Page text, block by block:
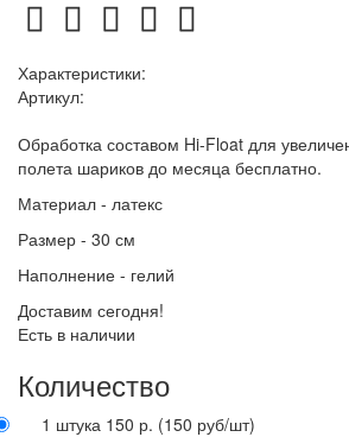
Характеристики:
Артикул:
Обработка составом Hi-Float для
полета шариков до месяца бесплатно.
Материал - латекс
Размер - 30 см
Наполнение - гелий
Доставим сегодня!
Есть в наличии
Количество
1 штука 150 р. (150 руб/шт)